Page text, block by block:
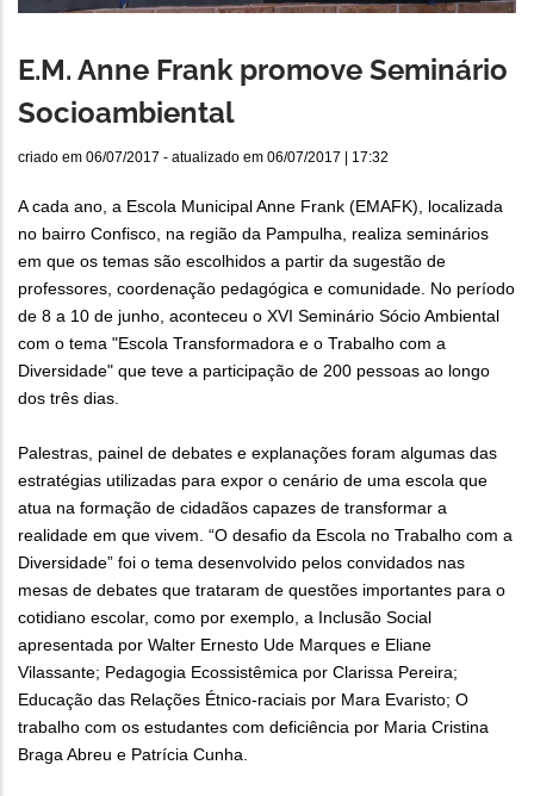
E.M. Anne Frank promove Seminário
Socioambiental
criado em 06/07/2017 - atualizado em 06/07/2017 | 17:32
A cada ano, a Escola Municipal Anne Frank (EMAFK), localizada
no bairro Confisco, na região da Pampulha, realiza seminários
em que os temas são escolhidos a partir da sugestão de
professores, coordenação pedagógica e comunidade. No período
de 8 a 10 de junho, aconteceu o XVI Seminário Sócio Ambiental
com o tema "Escola Transformadora e o Trabalho com a
Diversidade" que teve a participação de 200 pessoas ao longo
dos três dias.
Palestras, painel de debates e explanações foram algumas das
estratégias utilizadas para expor o cenário de uma escola que
atua na formação de cidadãos capazes de transformar a
realidade em que vivem. “O desafio da Escola no Trabalho com a
Diversidade” foi o tema desenvolvido pelos convidados nas
mesas de debates que trataram de questões importantes para o
cotidiano escolar, como por exemplo, a Inclusão Social
apresentada por Walter Ernesto Ude Marques e Eliane
Vilassante; Pedagogia Ecossistêmica por Clarissa Pereira;
Educação das Relações Étnico-raciais por Mara Evaristo; O
trabalho com os estudantes com deficiência por Maria Cristina
Braga Abreu e Patrícia Cunha.